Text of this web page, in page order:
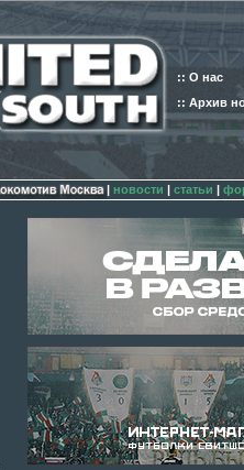
:: О нас
:: Архив
| новости | статьи |